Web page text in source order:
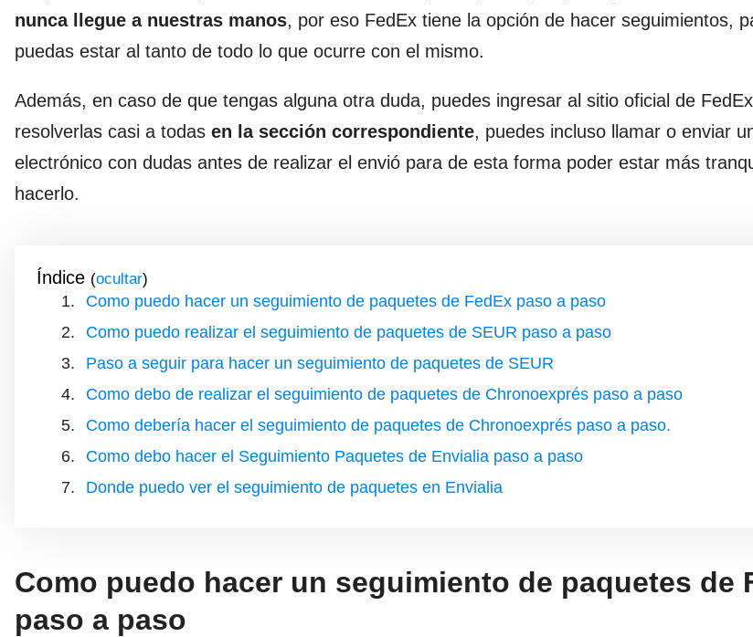
nunca llegue a nuestras manos, por eso FedEx tiene la opción de hacer seguimientos,
puedas estar al tanto de todo lo que ocurre con el mismo.
Además, en caso de que tengas alguna otra duda, puedes ingresar al sitio oficial de
resolverlas casi a todas en la sección correspondiente, puedes incluso llamar o enviar
electrónico con dudas antes de realizar el envió para de esta forma poder estar más
hacerlo.
Índice ( )
Como puedo hacer un seguimiento de paquetes de FedEx paso a paso
Como puedo realizar el seguimiento de paquetes de SEUR paso a paso
Paso a seguir para hacer un seguimiento de paquetes de SEUR
Como debo de realizar el seguimiento de paquetes de Chronoexprés paso a paso
Como debería hacer el seguimiento de paquetes de Chronoexprés paso a paso.
Como debo hacer el Seguimiento Paquetes de Envialia paso a paso
Donde puedo ver el seguimiento de paquetes en Envialia
Como puedo hacer un seguimiento de paquetes de
paso a paso